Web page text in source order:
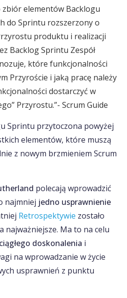
elementów Backlogu
do Sprintu rozszerzony o
produktu i realizacji
Backlog Sprintu Zespół
które funkcjonalności
Przyroście i jaką pracę należy
dostarczyć w
Przyrostu.”- Scrum Guide
Sprintu przytoczona powyżej
elementów, które muszą
z nowym brzmieniem Scrum
polecają wprowadzić
najmniej jedno usprawnienie
Retrospektywie zostało
najważniejsze. Ma to na celu
doskonalenia i
na wprowadzanie w życie
usprawnień z punktu